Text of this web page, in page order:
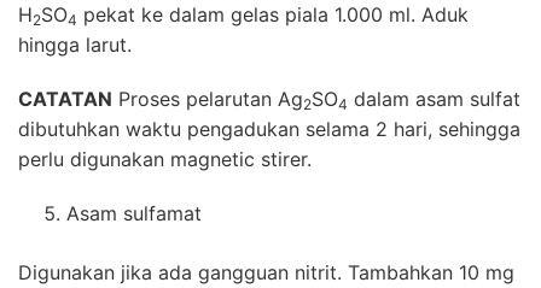
H2SO4 pekat ke dalam gelas piala 1.000 ml. Aduk
hingga larut.
CATATAN Proses pelarutan Ag2SO4 dalam asam sulfat
dibutuhkan waktu pengadukan selama 2 hari, sehingga
perlu digunakan magnetic stirer.
Asam sulfamat
Digunakan jika ada gangguan nitrit. Tambahkan 10 mg